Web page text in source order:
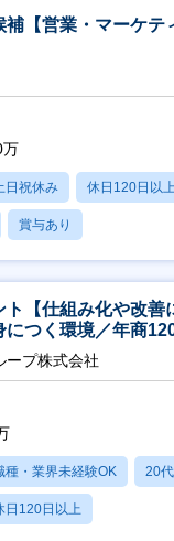
補【営業・マーケテ
万
日祝休み 休日120日以上
賞与あり
ト【仕組み化や改善
につく環境／年商
ープ株式会社
種・業界未経験OK 20
日120日以上